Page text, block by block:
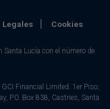
Legales Cookies
Santa Lucía con el número de
Financial Limited. 1er Piso,
P.0. Box 838, Castries, Santa